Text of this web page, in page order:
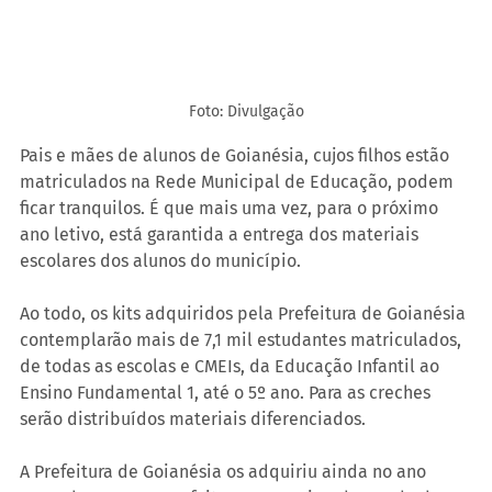
Foto: Divulgação
Pais e mães de alunos de Goianésia, cujos filhos estão
matriculados na Rede Municipal de Educação, podem
ficar tranquilos. É que mais uma vez, para o próximo
ano letivo, está garantida a entrega dos materiais
escolares dos alunos do município.
Ao todo, os kits adquiridos pela Prefeitura de Goianésia
contemplarão mais de 7,1 mil estudantes matriculados,
de todas as escolas e CMEIs, da Educação Infantil ao
Ensino Fundamental 1, até o 5º ano. Para as creches
serão distribuídos materiais diferenciados.
A Prefeitura de Goianésia os adquiriu ainda no ano